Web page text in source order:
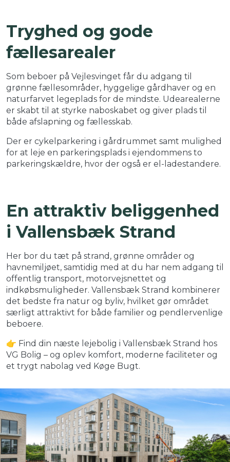
Tryghed og gode
fællesarealer
Som beboer på Vejlesvinget får du adgang til
grønne fællesområder, hyggelige gårdhaver og en
naturfarvet legeplads for de mindste. Udearealerne
er skabt til at styrke naboskabet og giver plads til
både afslapning og fællesskab.
Der er cykelparkering i gårdrummet samt mulighed
for at leje en parkeringsplads i ejendommens to
parkeringskældre, hvor der også er el-ladestandere.
En attraktiv beliggenhed
i Vallensbæk Strand
Her bor du tæt på strand, grønne områder og
havnemiljøet, samtidig med at du har nem adgang til
offentlig transport, motorvejsnettet og
indkøbsmuligheder. Vallensbæk Strand kombinerer
det bedste fra natur og byliv, hvilket gør området
særligt attraktivt for både familier og pendlervenlige
beboere.
👉 Find din næste lejebolig i Vallensbæk Strand hos
VG Bolig – og oplev komfort, moderne faciliteter og
et trygt nabolag ved Køge Bugt.